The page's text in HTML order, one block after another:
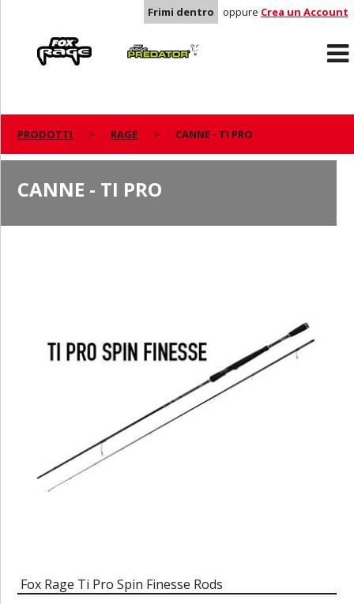
Frimi dentro oppure Crea un Account
Predator
PRODOTTI RAGE CANNE - TI PRO
CANNE - TI PRO
Fox Rage Ti Pro Spin Finesse Rods